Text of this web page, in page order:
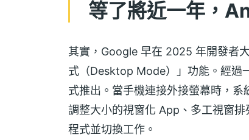
等了將近一年，
其實，Google 早在 2025 年開發者
式（Desktop Mode）」功能。經過
式推出。當手機連接外接螢幕時，
調整大小的視窗化 App、多工視窗
程式並切換工作。